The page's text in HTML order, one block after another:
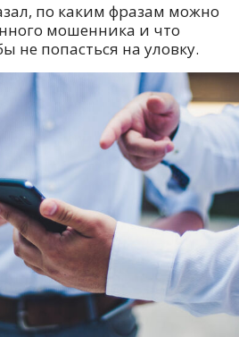
по каким фразам можно
мошенника и что
не попасться на уловку.